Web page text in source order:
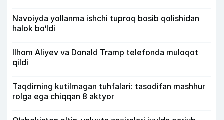
Navoiyda yollanma ishchi tuproq bosib qolishidan
halok bo‘ldi
Ilhom Aliyev va Donald Tramp telefonda muloqot
qildi
Taqdirning kutilmagan tuhfalari: tasodifan mashhur
rolga ega chiqqan 8 aktyor